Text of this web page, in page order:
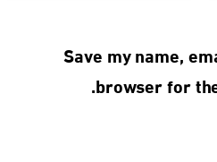
Save my name,
browser for